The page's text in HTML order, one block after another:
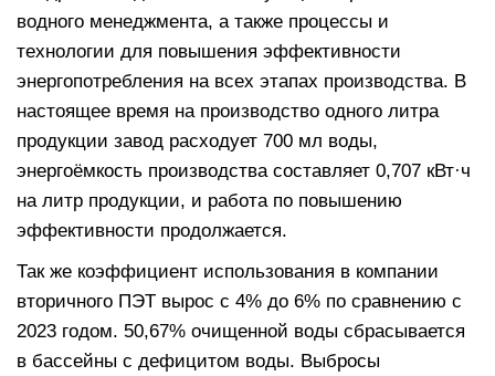
водного менеджмента, а также процессы и
технологии для повышения эффективности
энергопотребления на всех этапах производства. В
настоящее время на производство одного литра
продукции завод расходует 700 мл воды,
энергоёмкость производства составляет 0,707 кВт·ч
на литр продукции, и работа по повышению
эффективности продолжается.
Так же коэффициент использования в компании
вторичного ПЭТ вырос с 4% до 6% по сравнению с
2023 годом. 50,67% очищенной воды сбрасывается
в бассейны с дефицитом воды. Выбросы